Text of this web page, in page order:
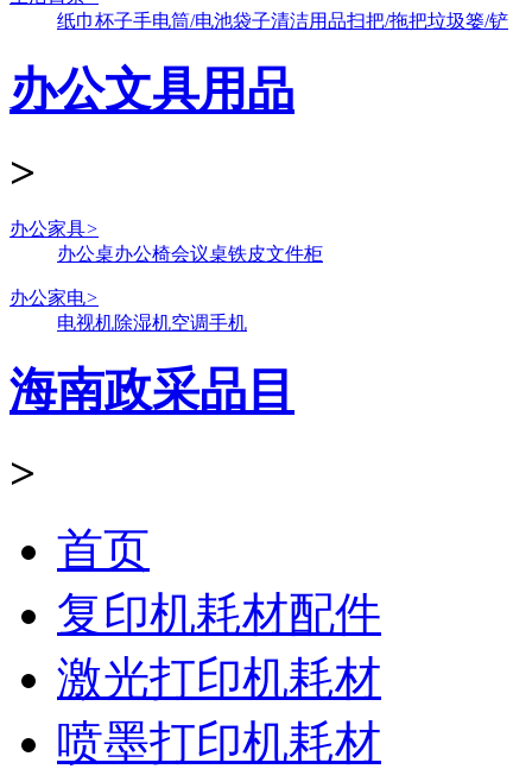
纸巾杯子手电筒/电池袋子清洁用品扫把/拖把垃圾篓/铲
办公文具用品
>
办公家具>
办公桌办公椅会议桌铁皮文件柜
办公家电>
电视机除湿机空调手机
海南政采品目
>
首页
复印机耗材配件
激光打印机耗材
喷墨打印机耗材